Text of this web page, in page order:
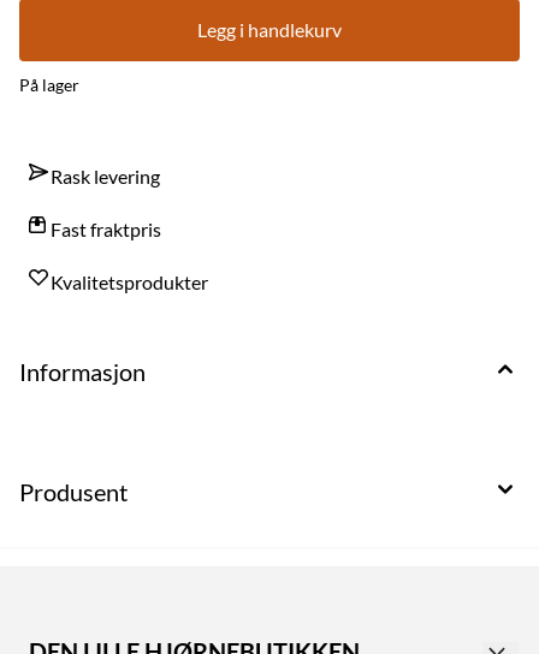
Legg i handlekurv
På lager
Rask levering
Fast fraktpris
Kvalitetsprodukter
Informasjon
Produsent